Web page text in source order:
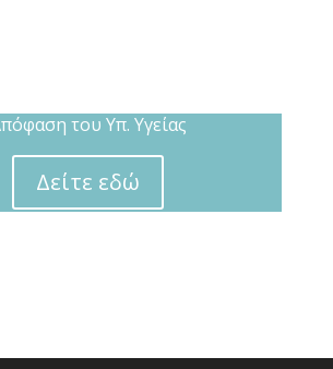
του Υπ. Υγείας
Δείτε εδώ